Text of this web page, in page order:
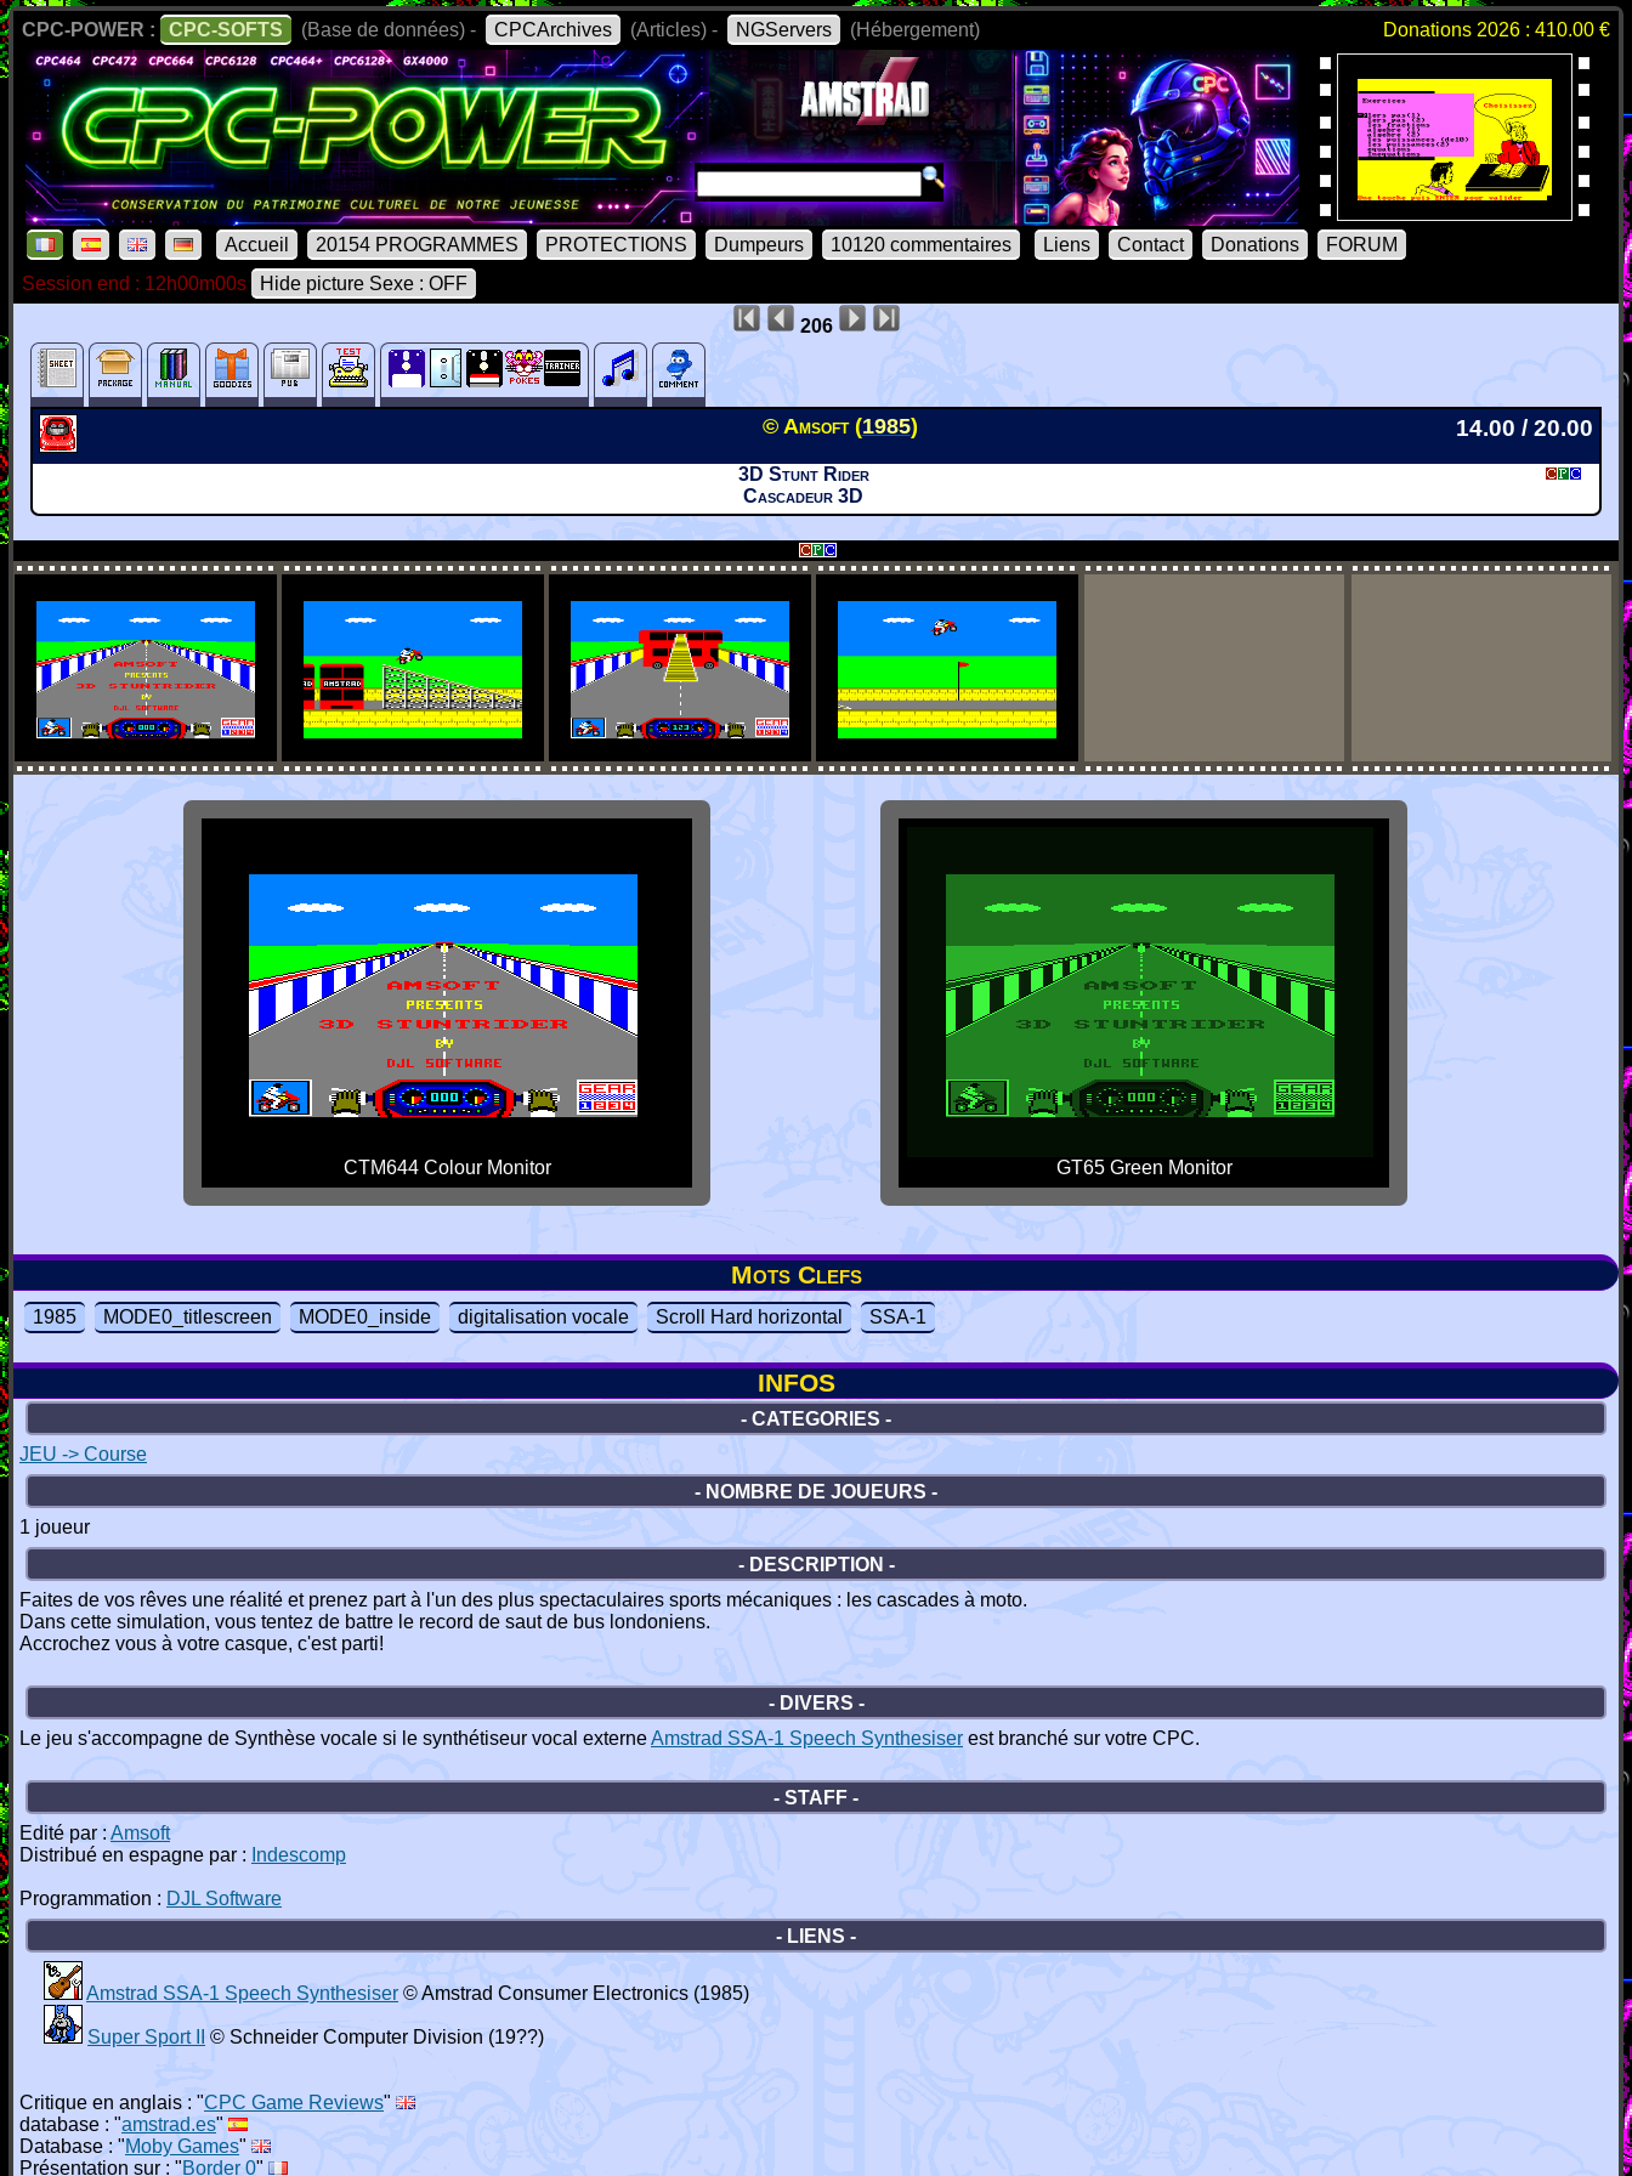
CPC-POWER : CPC-SOFTS (Base de données) - CPCArchives (Articles) - NGServers (Hébergement) Donations 2026 : 410.00 €
Accueil 20154 PROGRAMMES PROTECTIONS Dumpeurs 10120 commentaires Liens Contact Donations
FORUM
Session end : 12h00m00s
Hide picture Sexe : OFF
206
© Amsoft (1985) 14.00 / 20.00
3D Stunt Rider
Cascadeur 3D
CTM644 Colour Monitor GT65 Green Monitor
Mots Clefs
1985 MODE0_titlescreen MODE0_inside digitalisation vocale Scroll Hard horizontal SSA-1
INFOS
- CATEGORIES -
JEU -> Course
- NOMBRE DE JOUEURS -
1 joueur
- DESCRIPTION -
Faites de vos rêves une réalité et prenez part à l'un des plus spectaculaires sports mécaniques : les cascades à moto.
Dans cette simulation, vous tentez de battre le record de saut de bus londoniens.
Accrochez vous à votre casque, c'est parti!
- DIVERS -
Le jeu s'accompagne de Synthèse vocale si le synthétiseur vocal externeAmstrad SSA-1 Speech Synthesiser est branché sur votre CPC.
- STAFF -
Edité par : Amsoft
Distribué en espagne par : Indescomp
Programmation : DJL Software
- LIENS -
Amstrad SSA-1 Speech Synthesiser © Amstrad Consumer Electronics (1985)
Super Sport II © Schneider Computer Division (19??)
Critique en anglais : "CPC Game Reviews"
database : "amstrad.es"
Database : "Moby Games"
Présentation sur : "Border 0"